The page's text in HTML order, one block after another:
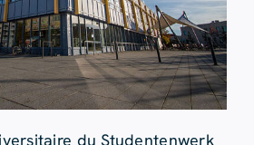
du Studentenwerk